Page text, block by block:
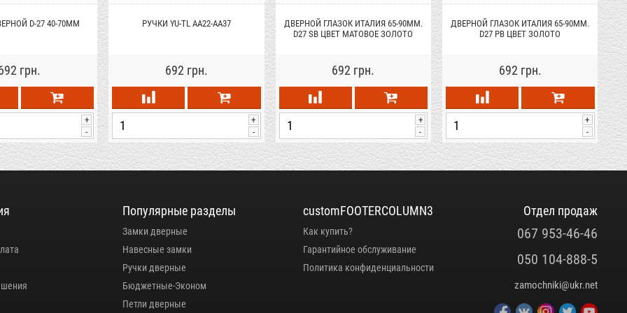
D-27 40-70ММ
грн.
-
+
РУЧКИ YU-TL AA22-AA37
692 грн.
-
+
ДВЕРНОЙ ГЛАЗОК ИТАЛИЯ 65-90ММ.
D27 SB ЦВЕТ МАТОВОЕ ЗОЛОТО
692 грн.
-
+
ДВЕРНОЙ ГЛАЗОК ИТАЛИЯ 65-90ММ.
D27 РВ ЦВЕТ ЗОЛОТО
692 грн.
-
+
Популярные разделы
Замки дверные
Навесные замки
Ручки дверные
Бюджетные-Эконом
Петли дверные
customFOOTERCOLUMN3
Как купить?
Гарантийное обслуживание
Политика конфиденциальности
Отдел продаж
067 953-46-46
050 104-888-5
zamochniki@ukr.net